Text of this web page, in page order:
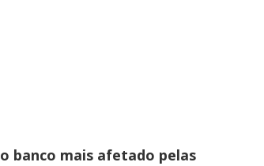
o banco mais afetado pelas